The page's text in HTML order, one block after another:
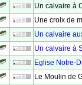
Un calvaire à
Une croix de
Un calvaire
Un calvaire à
Eglise Notre-
Le Moulin de